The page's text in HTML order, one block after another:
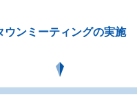
ウンミーティングの実施